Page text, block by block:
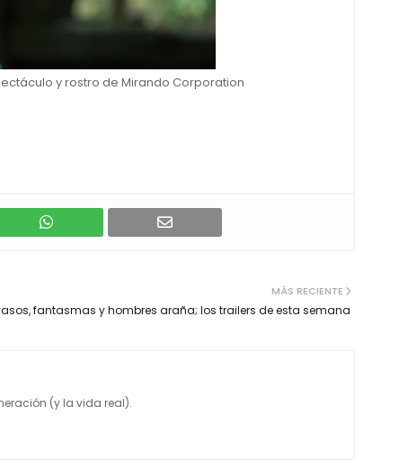
y rostro de Mirando Corporation
MÁS RECIENTE
fantasmas y hombres araña; los trailers de esta semana
(y la vida real).